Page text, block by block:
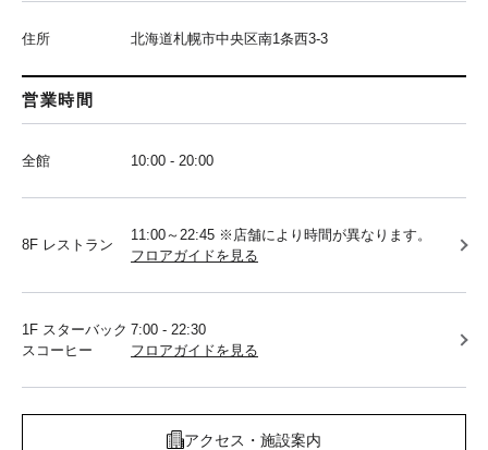
住所 北海道札幌市中央区南1条西3-3
営業時間
全館 10:00 - 20:00
8F レストラン
11:00～22:45 ※店舗により時間が異なります。
フロアガイドを見る
1F スターバック
スコーヒー
7:00 - 22:30
フロアガイドを見る
アクセス・施設案内